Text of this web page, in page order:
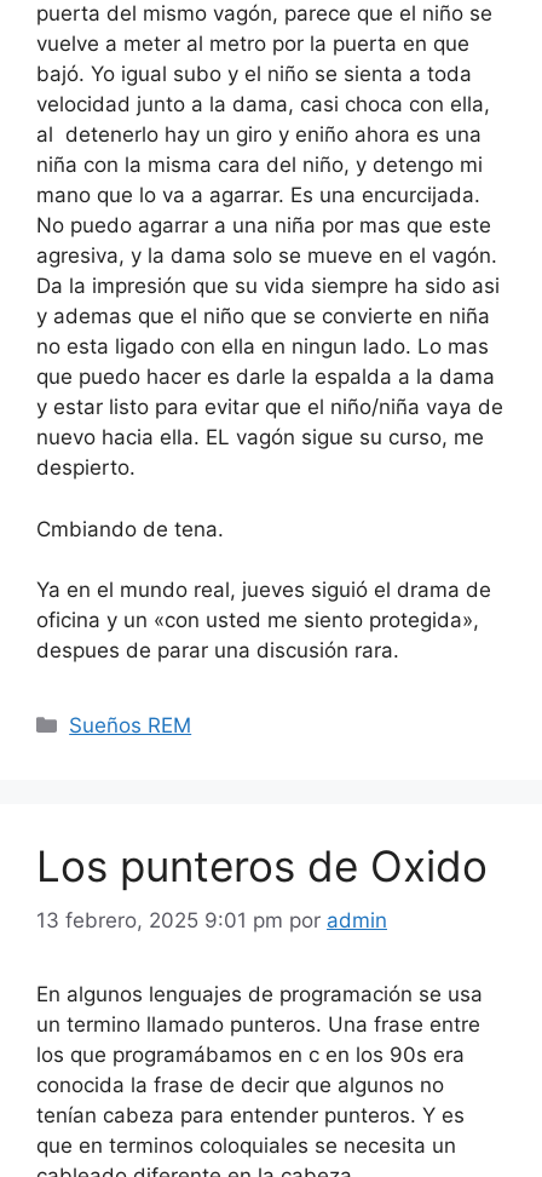
puerta del mismo vagón, parece que el niño se
vuelve a meter al metro por la puerta en que
bajó. Yo igual subo y el niño se sienta a toda
velocidad junto a la dama, casi choca con ella,
al detenerlo hay un giro y eniño ahora es una
niña con la misma cara del niño, y detengo mi
mano que lo va a agarrar. Es una encurcijada.
No puedo agarrar a una niña por mas que este
agresiva, y la dama solo se mueve en el vagón.
Da la impresión que su vida siempre ha sido asi
y ademas que el niño que se convierte en niña
no esta ligado con ella en ningun lado. Lo mas
que puedo hacer es darle la espalda a la dama
y estar listo para evitar que el niño/niña vaya de
nuevo hacia ella. EL vagón sigue su curso, me
despierto.
Cmbiando de tena.
Ya en el mundo real, jueves siguió el drama de
oficina y un «con usted me siento protegida»,
despues de parar una discusión rara.
Categorías
Sueños REM
Los punteros de Oxido
13 febrero, 2025 9:01 pm por admin
En algunos lenguajes de programación se usa
un termino llamado punteros. Una frase entre
los que programábamos en c en los 90s era
conocida la frase de decir que algunos no
tenían cabeza para entender punteros. Y es
que en terminos coloquiales se necesita un